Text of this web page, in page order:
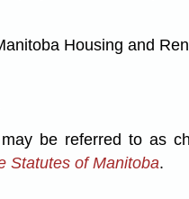
Housing and
be referred to as
Statutes of Manitoba.